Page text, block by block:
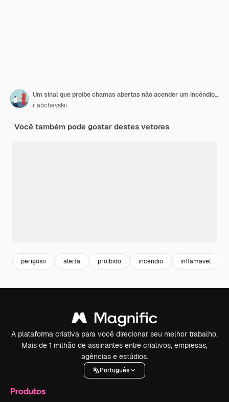
Um sinal que proíbe chamas abertas não acender um incêndio ou usar chamas abertos
riabchevskii
Você também pode gostar destes vetores
perigoso alerta proibido incendio inflamavel
A plataforma criativa para você direcionar seu melhor trabalho.
Mais de 1 milhão de assinantes entre criativos, empresas,
agências e estúdios.
Português
Produtos